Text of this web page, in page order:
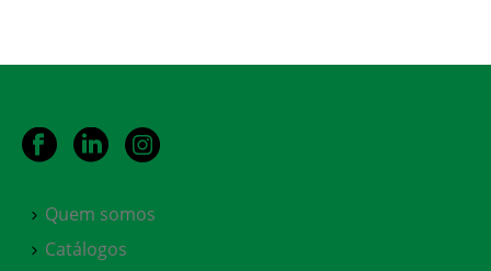
Quem somos
Catálogos